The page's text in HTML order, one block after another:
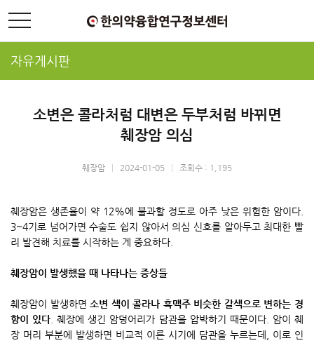
toggle
자유게시판
소변은 콜라처럼 대변은 두부처럼 바뀌면
췌장암 의심
췌장암 | 2024-01-05 | 조회수 : 1,195
췌장암은 생존율이 약 12%에 불과할 정도로 아주 낮은 위험한 암이다.
3~4기로 넘어가면 수술도 쉽지 않아서 의심 신호를 알아두고 최대한 빨
리 발견해 치료를 시작하는 게 중요하다.
췌장암이 발생했을 때 나타나는 증상들
췌장암이 발생하면 소변 색이 콜라나 흑맥주 비슷한 갈색으로 변하는 경
향이 있다 . 췌장에 생긴 암덩어리가 담관을 압박하기 때문이다. 암이 췌
장 머리 부분에 발생하면 비교적 이른 시기에 담관을 누르는데, 이로 인